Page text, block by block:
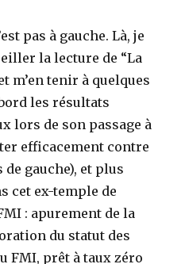
pas à gauche. Là, je
la lecture de “La
m’en tenir à quelques
les résultats
lors de son passage à
efficacement contre
gauche), et plus
cet ex-temple de
: apurement de la
du statut des
FMI, prêt à taux zéro